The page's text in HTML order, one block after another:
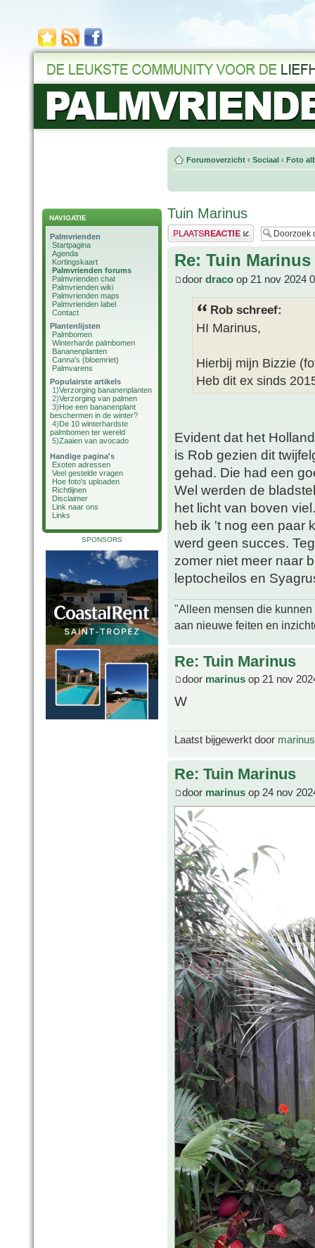
NAVIGATIE
Palmvrienden
Startpagina
Agenda
Kortingskaart
Palmvrienden forums
Palmvrienden chat
Palmvrienden wiki
Palmvrienden maps
Palmvrienden label
Contact
Plantenlijsten
Palmbomen
Winterharde palmbomen
Bananenplanten
Canna's (bloemriet)
Palmvarens
Populairste artikels
1)Verzorging bananenplanten
2)Verzorging van palmen
3)Hoe een bananenplant
beschermen in de winter?
4)De 10 winterhardste
palmbomen ter wereld
5)Zaaien van avocado
Handige pagina's
Exoten adressen
Veel gestelde vragen
Hoe foto's uploaden
Richtlijnen
Disclaimer
Link naar ons
Links
SPONSORS
Forumoverzicht ‹ Sociaal ‹ Foto
Tuin Marinus
Plaats een reactie
Re: Tuin Marinus
door draco op 21 nov 2024
Rob schreef:
HI Marinus,
Hierbij mijn Bizzie
Heb dit ex sinds
Evident dat het
is Rob gezien dit
gehad. Die had een
Wel werden de
het licht van boven
heb ik 't nog een paar
werd geen succes.
zomer niet meer naar
leptocheilos en
"Alleen mensen die
aan nieuwe feiten en
Re: Tuin Marinus
door marinus op 21 nov
W
Laatst bijgewerkt door marinus
Re: Tuin Marinus
door marinus op 24 nov